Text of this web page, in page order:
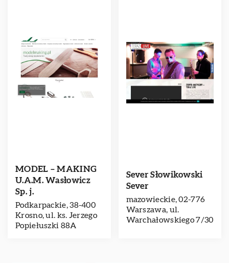
MODEL – MAKING
U.A.M. Wasłowicz
Sp. j.
Podkarpackie, 38-400
Krosno, ul. ks. Jerzego
Popiełuszki 88A
Sever Słowikowski
Sever
mazowieckie, 02-776
Warszawa, ul.
Warchałowskiego 7/30